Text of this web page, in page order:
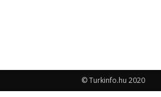
© Turkinfo.hu 2020